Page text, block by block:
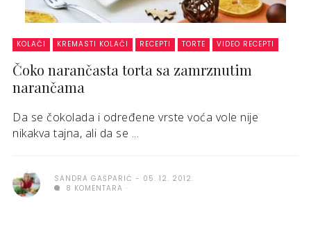
KOLAČI KREMASTI KOLAČI RECEPTI TORTE VIDEO RECEPTI
Čoko narančasta torta sa zamrznutim
narančama
Da se čokolada i određene vrste voća vole nije
nikakva tajna, ali da se ...
SANDRA GAŠPARIĆ
05. 12. 2012.
8 KOMENTARA